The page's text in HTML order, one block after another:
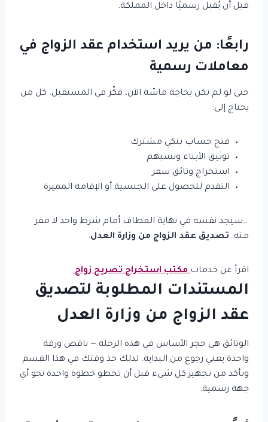
قبل أن يُقبل رسميًا داخل المملكة.
رابعًا: من يريد استخدام عقد الزواج في
معاملات رسمية
حتى لو لم تكن بحاجة ماسّة الآن، فكّر في المستقبل. كل من
يحتاج إلى:
فتح حساب بنكي مشترك
توثيق الأبناء ونسبهم
استخراج وثائق سفر
التقدم للحصول على الجنسية أو الإقامة المميزة
…سيجد نفسه في نهاية المطاف أمام شرط واحد لا مفر
منه: تصديق عقد الزواج من وزارة العدل.
اقرأ عن خدماتمكتب استخراج تصريح زواج
المستندات المطلوبة لتصديق
عقد الزواج من وزارة العدل
الوثائق هي حجر الأساس في هذه الرحلة — ناقص ورقة
واحدة يعني رجوع من البداية. لذلك خذ وقتك في هذا القسم
وتأكد من تجهيز كل شيء قبل أن تخطو خطوة واحدة نحو أي
جهة رسمية.